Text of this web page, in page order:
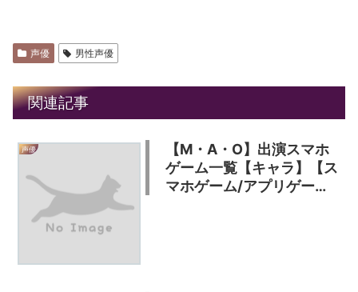
声優 男性声優
関連記事
声優
【M・A・O】出演スマホ
ゲーム一覧【キャラ】【ス
マホゲーム/アプリゲー